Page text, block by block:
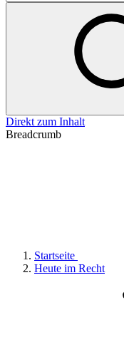
Direkt zum Inhalt
Breadcrumb
Startseite
Heute im Recht